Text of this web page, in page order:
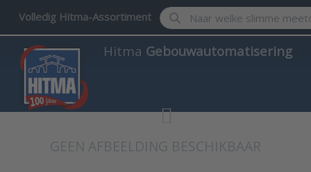
Volledig Hitma-Assortiment Enter a search term.
Hitma Gebouwautomatisering